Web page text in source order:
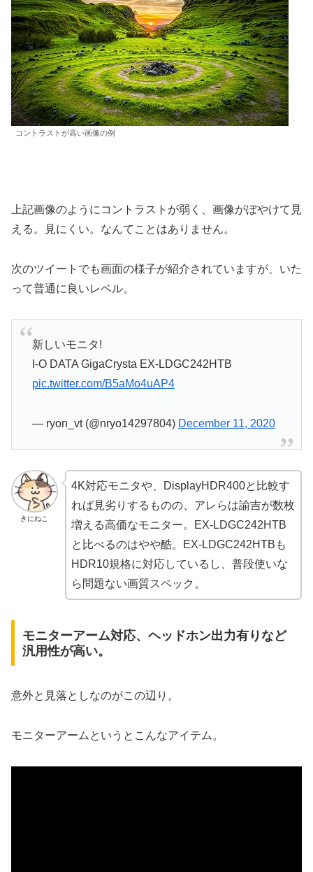
コントラストが高い画像の例
上記画像のようにコントラストが弱く、画像がぼやけて見
える。見にくい。なんてことはありません。
次のツイートでも画面の様子が紹介されていますが、いた
って普通に良いレベル。
新しいモニタ!
I-O DATA GigaCrysta EX-LDGC242HTB
pic.twitter.com/B5aMo4uAP4
— ryon_vt (@nryo14297804) December 11, 2020
きにねこ
4K対応モニタや、DisplayHDR400と比較す
れば見劣りするものの、アレらは諭吉が数枚
増える高価なモニター。EX-LDGC242HTB
と比べるのはやや酷。EX-LDGC242HTBも
HDR10規格に対応しているし、普段使いな
ら問題ない画質スペック。
モニターアーム対応、ヘッドホン出力有りなど
汎用性が高い。
意外と見落としなのがこの辺り。
モニターアームというとこんなアイテム。